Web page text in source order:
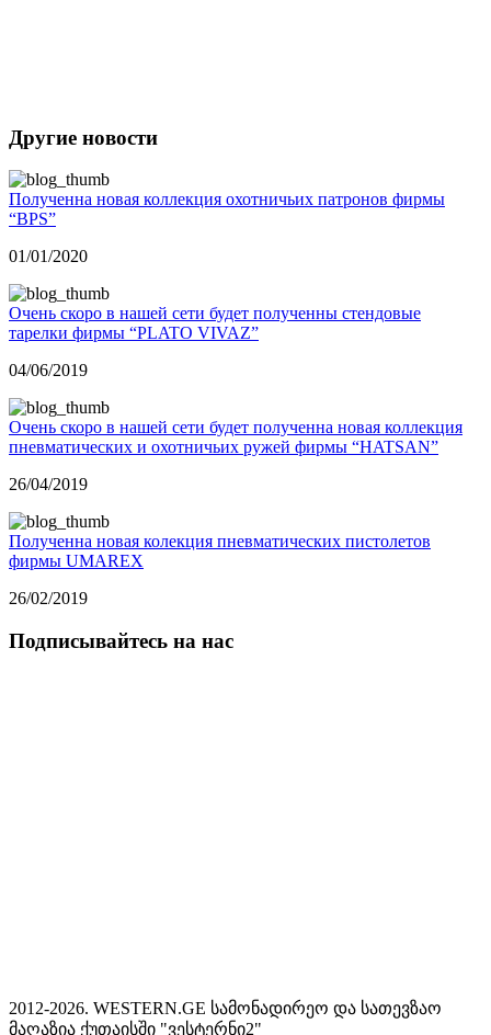
Другие новости
Полученна новая коллекция охотничьих патронов фирмы
“BPS”
01/01/2020
Очень скоро в нашей сети будет полученны стендовые
тарелки фирмы “PLATO VIVAZ”
04/06/2019
Очень скоро в нашей сети будет полученна новая коллекция
пневматических и охотничьих ружей фирмы “HATSAN”
26/04/2019
Полученна новая колекция пневматических пистолетов
фирмы UMAREX
26/02/2019
Подписывайтесь на нас
2012-2026. WESTERN.GE სამონადირეო და სათევზაო
მაღაზია ქუთაისში "ვესტერნი2"